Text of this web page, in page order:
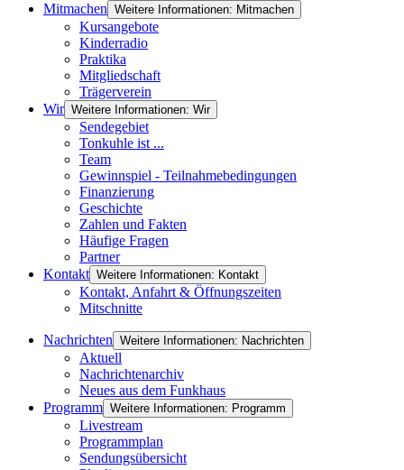
Mitmachen Weitere Informationen: Mitmachen
Kursangebote
Kinderradio
Praktika
Mitgliedschaft
Trägerverein
Wir Weitere Informationen: Wir
Sendegebiet
Tonkuhle ist ...
Team
Gewinnspiel - Teilnahmebedingungen
Finanzierung
Geschichte
Zahlen und Fakten
Häufige Fragen
Partner
Kontakt Weitere Informationen: Kontakt
Kontakt, Anfahrt & Öffnungszeiten
Mitschnitte
Nachrichten Weitere Informationen: Nachrichten
Aktuell
Nachrichtenarchiv
Neues aus dem Funkhaus
Programm Weitere Informationen: Programm
Livestream
Programmplan
Sendungsübersicht